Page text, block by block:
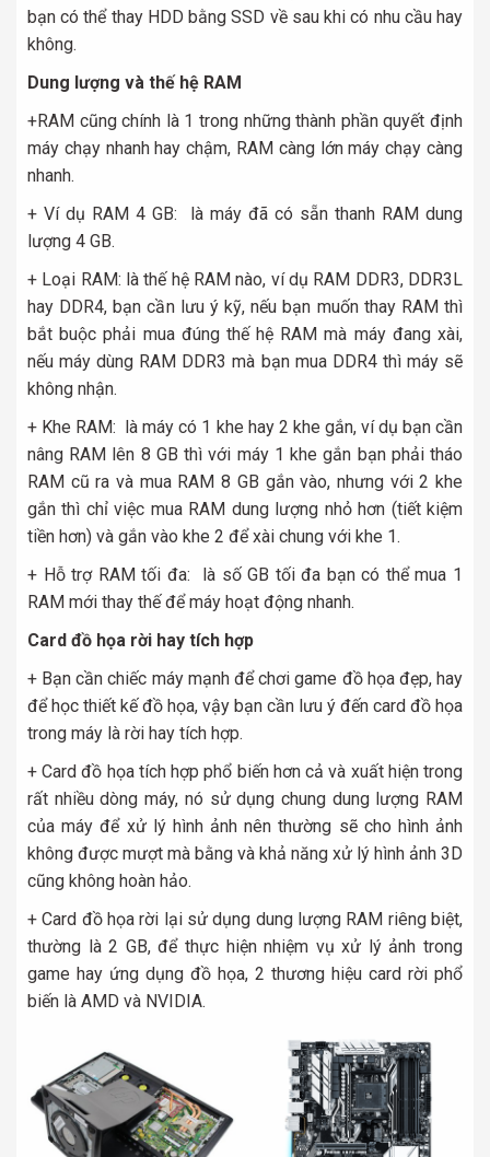
bạn có thể thay HDD bằng SSD về sau khi có nhu cầu hay
không.
Dung lượng và thế hệ RAM
+RAM cũng chính là 1 trong những thành phần quyết định
máy chạy nhanh hay chậm, RAM càng lớn máy chạy càng
nhanh.
+ Ví dụ RAM 4 GB: là máy đã có sẵn thanh RAM dung
lượng 4 GB.
+ Loại RAM: là thế hệ RAM nào, ví dụ RAM DDR3, DDR3L
hay DDR4, bạn cần lưu ý kỹ, nếu bạn muốn thay RAM thì
bắt buộc phải mua đúng thế hệ RAM mà máy đang xài,
nếu máy dùng RAM DDR3 mà bạn mua DDR4 thì máy sẽ
không nhận.
+ Khe RAM: là máy có 1 khe hay 2 khe gắn, ví dụ bạn cần
nâng RAM lên 8 GB thì với máy 1 khe gắn bạn phải tháo
RAM cũ ra và mua RAM 8 GB gắn vào, nhưng với 2 khe
gắn thì chỉ việc mua RAM dung lượng nhỏ hơn (tiết kiệm
tiền hơn) và gắn vào khe 2 để xài chung với khe 1.
+ Hỗ trợ RAM tối đa: là số GB tối đa bạn có thể mua 1
RAM mới thay thế để máy hoạt động nhanh.
Card đồ họa rời hay tích hợp
+ Bạn cần chiếc máy mạnh để chơi game đồ họa đẹp, hay
để học thiết kế đồ họa, vậy bạn cần lưu ý đến card đồ họa
trong máy là rời hay tích hợp.
+ Card đồ họa tích hợp phổ biến hơn cả và xuất hiện trong
rất nhiều dòng máy, nó sử dụng chung dung lượng RAM
của máy để xử lý hình ảnh nên thường sẽ cho hình ảnh
không được mượt mà bằng và khả năng xử lý hình ảnh 3D
cũng không hoàn hảo.
+ Card đồ họa rời lại sử dụng dung lượng RAM riêng biệt,
thường là 2 GB, để thực hiện nhiệm vụ xử lý ảnh trong
game hay ứng dụng đồ họa, 2 thương hiệu card rời phổ
biến là AMD và NVIDIA.